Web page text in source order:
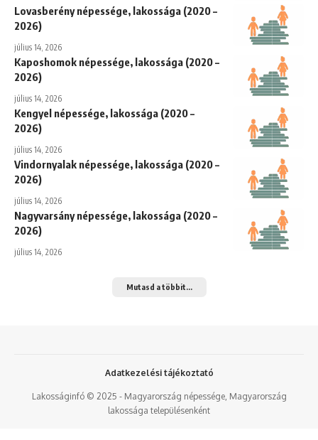
Lovasberény népessége, lakossága (2020 –
2026)
július 14, 2026
Kaposhomok népessége, lakossága (2020 –
2026)
július 14, 2026
Kengyel népessége, lakossága (2020 –
2026)
július 14, 2026
Vindornyalak népessége, lakossága (2020 –
2026)
július 14, 2026
Nagyvarsány népessége, lakossága (2020 –
2026)
július 14, 2026
Mutasd a többit...
Lakosságinfó © 2025 - Magyarország népessége, Magyarország
lakossága településenként
Adatkezelési tájékoztató